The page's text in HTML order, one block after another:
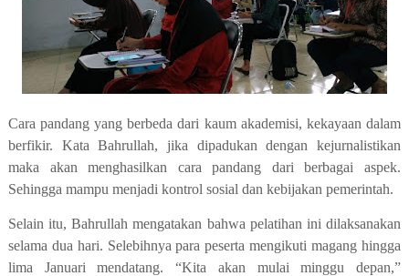
Cara pandang yang berbeda dari kaum akademisi, kekayaan dalam
berfikir. Kata Bahrullah, jika dipadukan dengan kejurnalistikan
maka akan menghasilkan cara pandang dari berbagai aspek.
Sehingga mampu menjadi kontrol sosial dan kebijakan pemerintah.
Selain itu, Bahrullah mengatakan bahwa pelatihan ini dilaksanakan
selama dua hari. Selebihnya para peserta mengikuti magang hingga
lima Januari mendatang. “Kita akan mulai minggu depan,”